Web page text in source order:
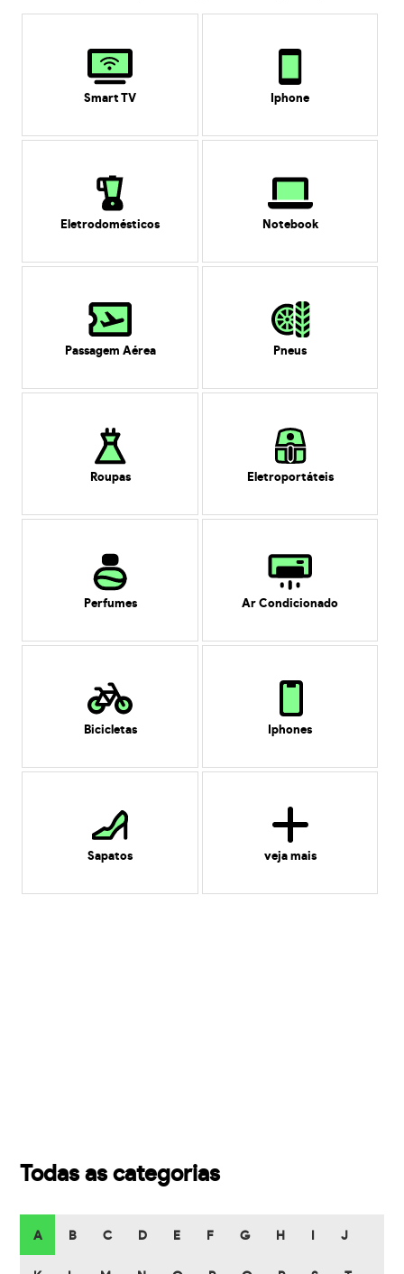
Smart TV Iphone
Eletrodomésticos Notebook
Passagem Aérea Pneus
Roupas Eletroportáteis
Perfumes Ar Condicionado
Bicicletas Iphones
Sapatos veja mais
Todas as categorias
A B C D E F G H J